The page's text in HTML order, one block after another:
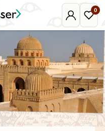
Mijn
Djoser
0